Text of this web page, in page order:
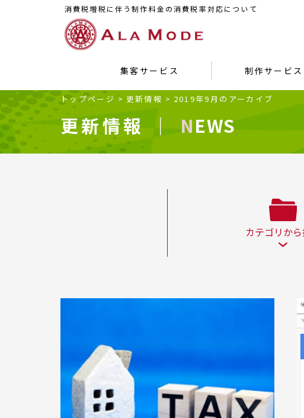
消費税増税に伴う制作料金の消費税率対応について
集客サービス 制作サービス
トップページ > 更新情報 > 2019年9月のアーカイブ
更新情報 ｜ NEWS
カテゴリか